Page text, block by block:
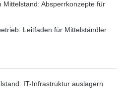
Mittelstand: Absperrkonzepte für
Leitfaden für Mittelständler
IT-Infrastruktur auslagern